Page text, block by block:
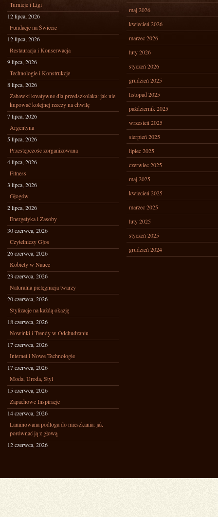
Turnieje i Ligi
12 lipca, 2026
Fundacje na Świecie
12 lipca, 2026
Restauracja i Konserwacja
9 lipca, 2026
Technologie i Konstrukcje
8 lipca, 2026
Zabawki kreatywne dla przedszkolaka: jak nie
kupować kolejnej rzeczy na chwilę
7 lipca, 2026
Argentyna
5 lipca, 2026
Przestępczośc zorganizowana
4 lipca, 2026
Fitness
3 lipca, 2026
Głogów
2 lipca, 2026
Energetyka i Zasoby
30 czerwca, 2026
Czytelniczy Głos
26 czerwca, 2026
Kobiety w Nauce
23 czerwca, 2026
Naturalna pielęgnacja twarzy
20 czerwca, 2026
Stylizacje na każdą okazję
18 czerwca, 2026
Nowinki i Trendy w Odchudzaniu
17 czerwca, 2026
Internet i Nowe Technologie
17 czerwca, 2026
Moda, Uroda, Styl
15 czerwca, 2026
Zapachowe Inspiracje
14 czerwca, 2026
Laminowana podłoga do mieszkania: jak
porównać ją z głową
12 czerwca, 2026
maj 2026
kwiecień 2026
marzec 2026
luty 2026
styczeń 2026
grudzień 2025
listopad 2025
październik 2025
wrzesień 2025
sierpień 2025
lipiec 2025
czerwiec 2025
maj 2025
kwiecień 2025
marzec 2025
luty 2025
styczeń 2025
grudzień 2024